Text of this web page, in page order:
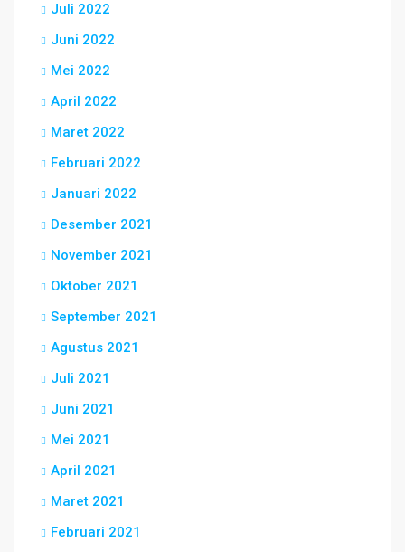
Juli 2022
Juni 2022
Mei 2022
April 2022
Maret 2022
Februari 2022
Januari 2022
Desember 2021
November 2021
Oktober 2021
September 2021
Agustus 2021
Juli 2021
Juni 2021
Mei 2021
April 2021
Maret 2021
Februari 2021